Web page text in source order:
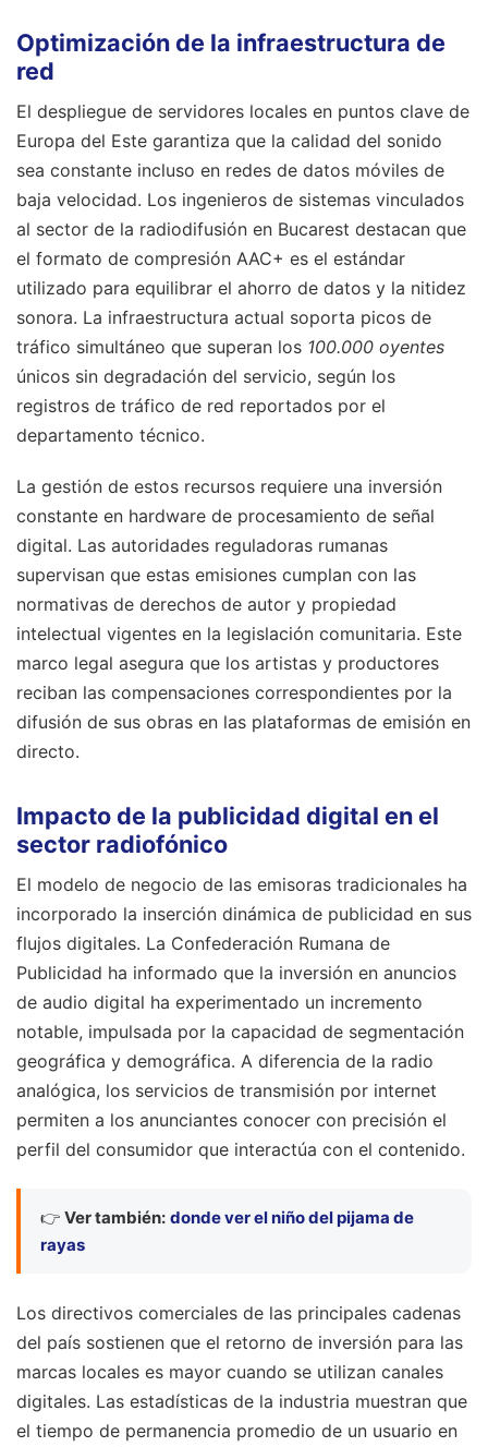
Optimización de la infraestructura de
red
El despliegue de servidores locales en puntos clave de
Europa del Este garantiza que la calidad del sonido
sea constante incluso en redes de datos móviles de
baja velocidad. Los ingenieros de sistemas vinculados
al sector de la radiodifusión en Bucarest destacan que
el formato de compresión AAC+ es el estándar
utilizado para equilibrar el ahorro de datos y la nitidez
sonora. La infraestructura actual soporta picos de
tráfico simultáneo que superan los 100.000 oyentes
únicos sin degradación del servicio, según los
registros de tráfico de red reportados por el
departamento técnico.
La gestión de estos recursos requiere una inversión
constante en hardware de procesamiento de señal
digital. Las autoridades reguladoras rumanas
supervisan que estas emisiones cumplan con las
normativas de derechos de autor y propiedad
intelectual vigentes en la legislación comunitaria. Este
marco legal asegura que los artistas y productores
reciban las compensaciones correspondientes por la
difusión de sus obras en las plataformas de emisión en
directo.
Impacto de la publicidad digital en el
sector radiofónico
El modelo de negocio de las emisoras tradicionales ha
incorporado la inserción dinámica de publicidad en sus
flujos digitales. La Confederación Rumana de
Publicidad ha informado que la inversión en anuncios
de audio digital ha experimentado un incremento
notable, impulsada por la capacidad de segmentación
geográfica y demográfica. A diferencia de la radio
analógica, los servicios de transmisión por internet
permiten a los anunciantes conocer con precisión el
perfil del consumidor que interactúa con el contenido.
👉 Ver también: donde ver el niño del pijama de
rayas
Los directivos comerciales de las principales cadenas
del país sostienen que el retorno de inversión para las
marcas locales es mayor cuando se utilizan canales
digitales. Las estadísticas de la industria muestran que
el tiempo de permanencia promedio de un usuario en